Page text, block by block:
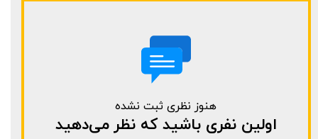
هنوز نظری ثبت نشده
اولین نفری باشید که نظر می‌دهید